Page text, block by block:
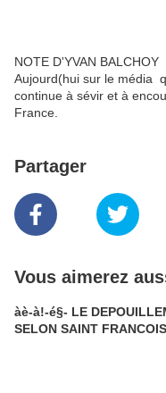
NOTE D'YVAN BALCHOY
Aujourd(hui sur le média
continue à sévir et à
France.
Partager
Vous aimerez
àè-à!-é§- LE
SELON SAINT